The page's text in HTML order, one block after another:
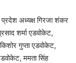
अध्यक्ष गिरजा शंकर
शर्मा एडवोकेट,
गुप्ता एडवोकेट,
ममता सिंह